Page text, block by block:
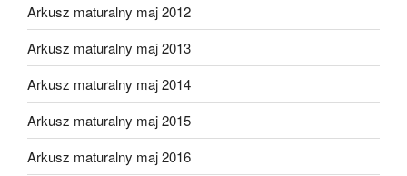
Arkusz maturalny maj 2012
Arkusz maturalny maj 2013
Arkusz maturalny maj 2014
Arkusz maturalny maj 2015
Arkusz maturalny maj 2016